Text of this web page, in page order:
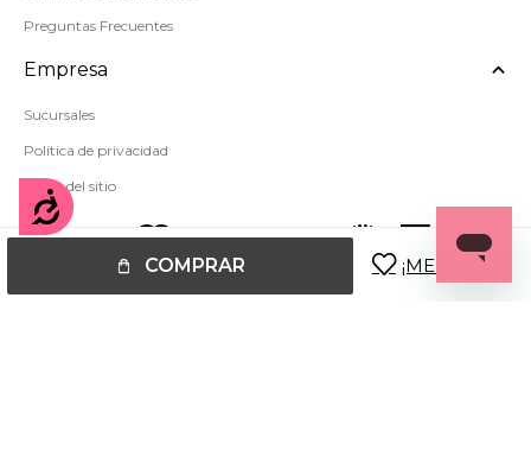
Accesibilidad
COMPRAR
Preguntas Frecuentes
Empresa
Sucursales
Política de privacidad
Mapa del sitio